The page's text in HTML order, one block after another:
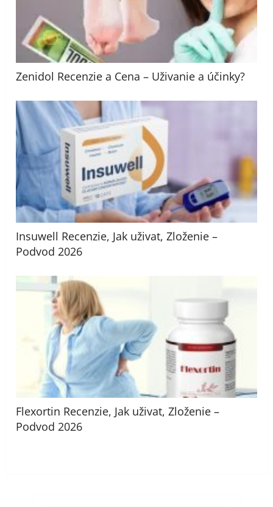
Zenidol Recenzie a Cena – Uživanie a účinky?
Insuwell Recenzie, Jak uživat, Zloženie –
Podvod 2026
Flexortin Recenzie, Jak uživat, Zloženie –
Podvod 2026